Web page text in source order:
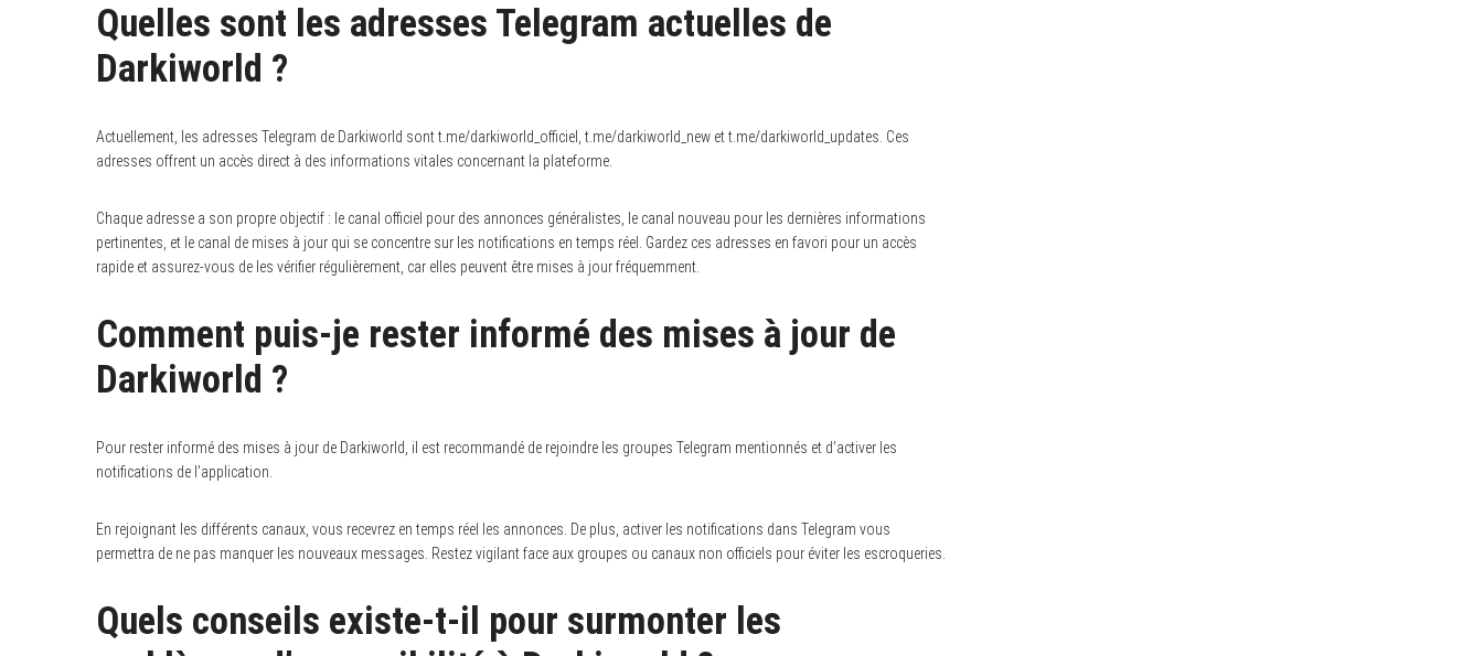
Quelles sont les adresses Telegram actuelles de
Darkiworld ?
Actuellement, les adresses Telegram de Darkiworld sont t.me/darkiworld_officiel, t.me/darkiworld_new et t.me/darkiworld_updates. Ces
adresses offrent un accès direct à des informations vitales concernant la plateforme.
Chaque adresse a son propre objectif : le canal officiel pour des annonces généralistes, le canal nouveau pour les dernières informations
pertinentes, et le canal de mises à jour qui se concentre sur les notifications en temps réel. Gardez ces adresses en favori pour un accès
rapide et assurez-vous de les vérifier régulièrement, car elles peuvent être mises à jour fréquemment.
Comment puis-je rester informé des mises à jour de
Darkiworld ?
Pour rester informé des mises à jour de Darkiworld, il est recommandé de rejoindre les groupes Telegram mentionnés et d’activer les
notifications de l’application.
En rejoignant les différents canaux, vous recevrez en temps réel les annonces. De plus, activer les notifications dans Telegram vous
permettra de ne pas manquer les nouveaux messages. Restez vigilant face aux groupes ou canaux non officiels pour éviter les escroqueries.
Quels conseils existe-t-il pour surmonter les